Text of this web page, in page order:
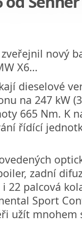
nový
X6…
dieselové
na 247 kW
665 Nm. K
řídící
zadní
22 palcová
Sport
užít